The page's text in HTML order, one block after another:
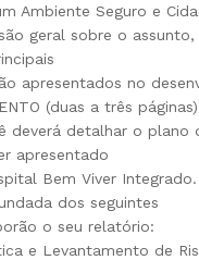
Ambiente Seguro e
geral sobre o
apresentados no
(duas a três páginas)
deverá detalhar o plano
apresentado
Bem Viver
dos seguintes
o seu relatório:
e Levantamento de